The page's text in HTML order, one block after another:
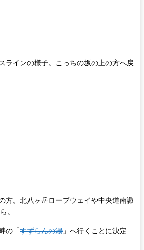
ラインの様子。こっちの坂の上の方へ戻
方。北八ヶ岳ロープウェイや中央道南諏
。
の「すずらんの湯 」へ行くことに決定